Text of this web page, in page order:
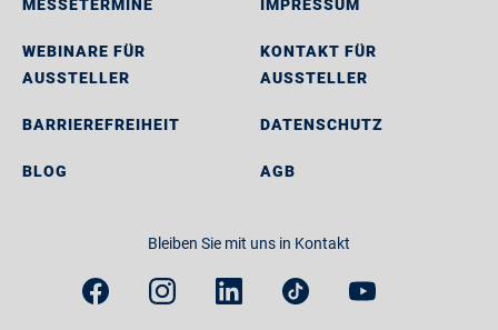
MESSETERMINE
WEBINARE FÜR
AUSSTELLER
BARRIEREFREIHEIT
BLOG
IMPRESSUM
KONTAKT FÜR
AUSSTELLER
DATENSCHUTZ
AGB
Bleiben Sie mit uns in Kontakt